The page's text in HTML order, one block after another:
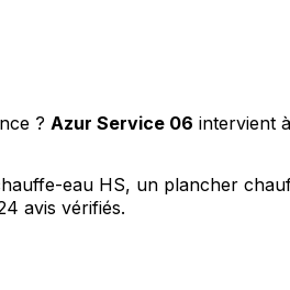
? Azur Service 06 intervient
eau HS, un plancher
avis vérifiés.